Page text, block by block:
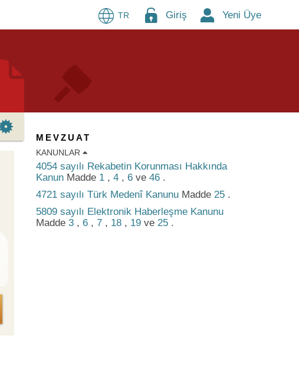
TR Giriş Yeni Üye
MEVZUAT
KANUNLAR
4054 sayılı Rekabetin Korunması Hakkında
Kanun Madde 1 , 4 , 6 ve 46 .
4721 sayılı Türk Medenî Kanunu Madde 25 .
5809 sayılı Elektronik Haberleşme Kanunu
Madde 3 , 6 , 7 , 18 , 19 ve 25 .